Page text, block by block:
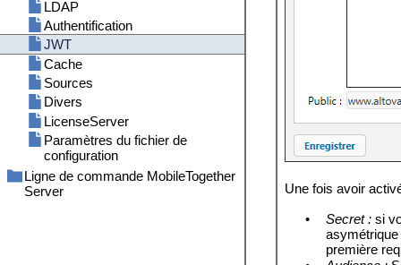
Foire aux questions
LDAP
Authentification
JWT
Cache
Sources
Divers
LicenseServer
Paramètres du fichier de
configuration
Ligne de commande MobileTogether
Server
Une fois avoir
•
Secret :si
première